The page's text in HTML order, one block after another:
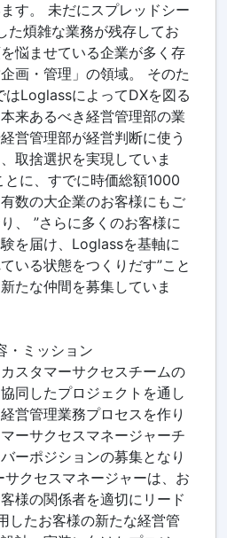
す。 未だにスプレッドシー
た煩雑な業務が残存してお
悩ませている企業が多く存
画・管理」の領域。 そのた
はLoglassによってDXを図る
来あるべき経営管理部の業
営管理部が経営判断に使う
取捨選択を実現していま
に、すでに時価総額1000
数の大企業のお客様にもご
、 ”さらに多くのお客様に
を届け、Loglassを基軸に
いる状態をつくりだす”こと
たな仲間を募集していま
・ミッション
スタマーサクセスチームの
同したプロジェクトを通し
営管理業務プロセスを作り
ーサクセスマネージャーチ
ーポジションの募集となり
サクセスマネージャーは、お
様の関係者を適切にリード
したお客様の新たな経営管